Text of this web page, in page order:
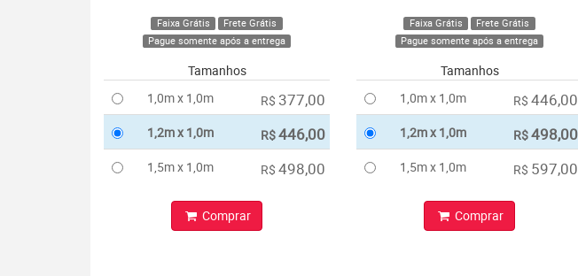
Faixa Grátis
Frete Grátis
Pague somente após a entrega
Tamanhos
1,0m x 1,0m
R$ 377,00
1,2m x 1,0m R$446,00
1,5m x 1,0m R$ 498,00
Comprar
Faixa Grátis
Frete Grátis
Pague somente após a entrega
Tamanhos
1,0m x 1,0m
R$ 446,00
1,2m x 1,0m R$498,00
1,5m x 1,0m R$ 597,00
Comprar